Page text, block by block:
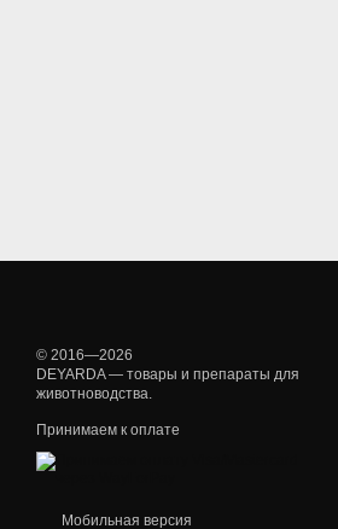
© 2016—2026
DEYARDA — товары и препараты для
животноводства.
Принимаем к оплате
Мобильная версия